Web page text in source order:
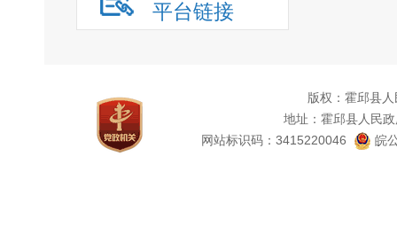
平台链接
版权：霍邱县
地址：霍邱县人民
网站标识码：3415220046
皖